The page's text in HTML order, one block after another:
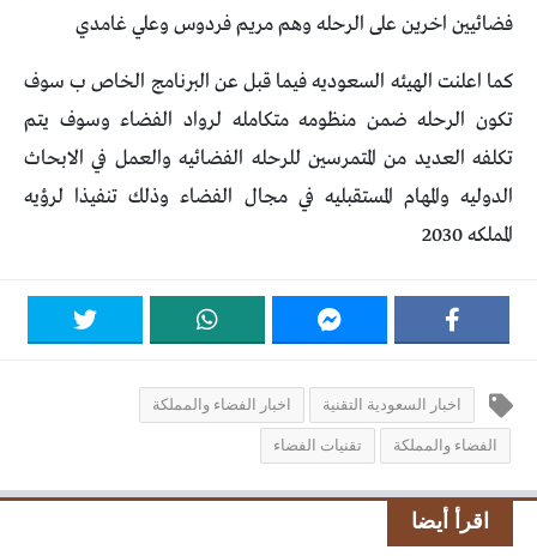
فضائيين اخرين على الرحله وهم مريم فردوس وعلي غامدي
كما اعلنت الهيئه السعوديه فيما قبل عن البرنامج الخاص ب سوف
تكون الرحله ضمن منظومه متكامله لرواد الفضاء وسوف يتم
تكلفه العديد من المتمرسين للرحله الفضائيه والعمل في الابحاث
الدوليه والمهام المستقبليه في مجال الفضاء وذلك تنفيذا لرؤيه
المملكه 2030
اخبار السعودية التقنية اخبار الفضاء والمملكة
الفضاء والمملكة تقنيات الفضاء
اقرأ أيضا